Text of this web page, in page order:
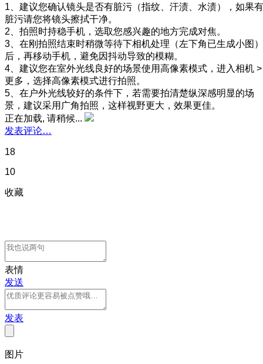
1、建议您确认镜头是否有脏污（指纹、汗渍、水渍），如果有
脏污请您将镜头擦拭干净。
2、拍照时持稳手机，选取您感兴趣的地方完成对焦。
3、在刚拍照结束时稍微等待下相机处理（左下角已生成小图）
后，再移动手机，避免因抖动导致的模糊。
4、建议您在室外光线良好的场景使用高像素模式，进入相机 >
更多，选择高像素模式进行拍照。
5、在户外光线较好的条件下，若需要拍清楚纵深感明显的场
景，建议采用广角拍照，这样视野更大，效果更佳。
正在加载, 请稍候...
发表评论…
18
10
收藏
表情
发送
发表
图片